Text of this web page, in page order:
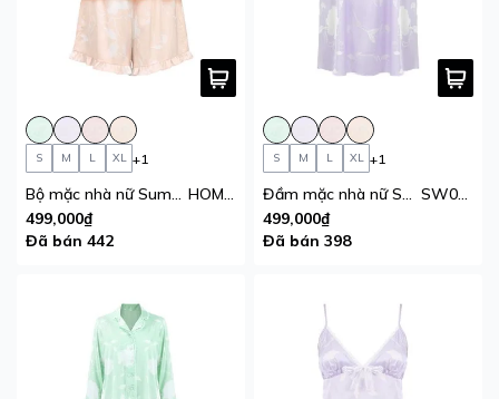
S M L XL +1
499,000₫
Đã bán 442
S M L XL +1
SW088
499,000₫
Đã bán 398